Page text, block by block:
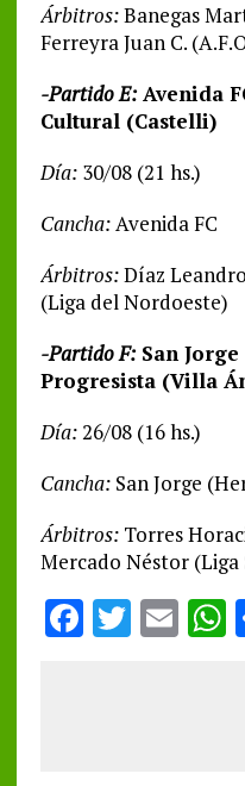
Árbitros:Banegas
Ferreyra Juan C.
-Partido E:Avenida
Cultural (Castelli)
Día:30/08 (21 hs.)
Cancha:Avenida FC
Árbitros:Díaz
(Liga del Nordoeste)
-Partido F:San Jorge
Progresista (Villa
Día:26/08 (16 hs.)
Cancha:San Jorge
Árbitros:Torres
Mercado Néstor (Liga
F T E